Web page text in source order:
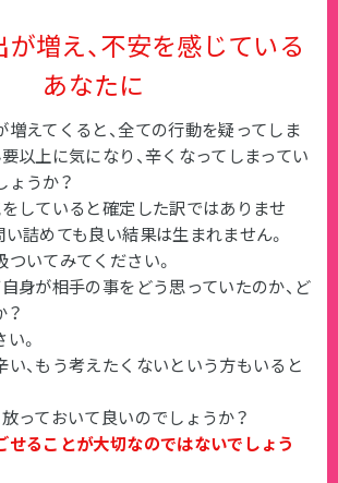
増え、不安を感じている
あなたに
えてくると、全ての行動を疑ってしま
以上に気になり、辛くなってしまってい
ょうか？
をしていると確定した訳ではありませ
詰めても良い結果は生まれません。
いてみてください。
身が相手の事をどう思っていたのか、ど
。
、もう考えたくないという方もいると
っておいて良いのでしょうか？
せることが大切なのではないでしょう